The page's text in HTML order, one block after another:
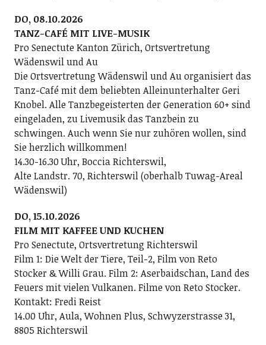
DO, 08.10.2026
TANZ-CAFÉ MIT LIVE-MUSIK
Pro Senectute Kanton Zürich, Ortsvertretung
Wädenswil und Au
Die Ortsvertretung Wädenswil und Au organisiert das
Tanz-Café mit dem beliebten Alleinunterhalter Geri
Knobel. Alle Tanzbegeisterten der Generation 60+ sind
eingeladen, zu Livemusik das Tanzbein zu
schwingen. Auch wenn Sie nur zuhören wollen, sind
Sie herzlich willkommen!
14.30-16.30 Uhr, Boccia Richterswil,
Alte Landstr. 70, Richterswil (oberhalb Tuwag-Areal
Wädenswil)
DO, 15.10.2026
FILM MIT KAFFEE UND KUCHEN
Pro Senectute, Ortsvertretung Richterswil
Film 1: Die Welt der Tiere, Teil-2, Film von Reto
Stocker & Willi Grau. Film 2: Aserbaidschan, Land des
Feuers mit vielen Vulkanen. Filme von Reto Stocker.
Kontakt: Fredi Reist
14.00 Uhr, Aula, Wohnen Plus, Schwyzerstrasse 31,
8805 Richterswil